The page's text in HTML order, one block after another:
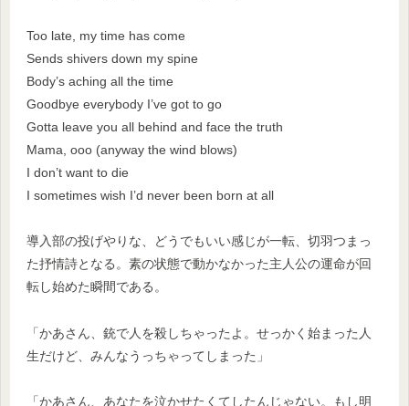
Too late, my time has come
Sends shivers down my spine
Body’s aching all the time
Goodbye everybody I’ve got to go
Gotta leave you all behind and face the truth
Mama, ooo (anyway the wind blows)
I don’t want to die
I sometimes wish I’d never been born at all
導入部の投げやりな、どうでもいい感じが一転、切羽つまっ
た抒情詩となる。素の状態で動かなかった主人公の運命が回
転し始めた瞬間である。
「かあさん、銃で人を殺しちゃったよ。せっかく始まった人
生だけど、みんなうっちゃってしまった」
「かあさん、あなたを泣かせたくてしたんじゃない。もし明